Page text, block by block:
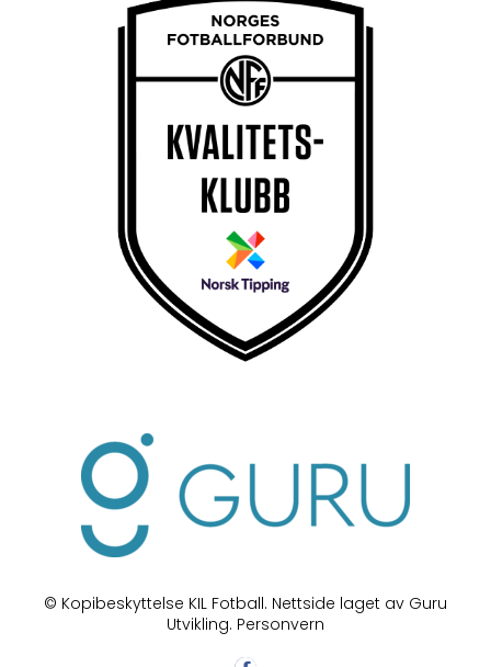
© Kopibeskyttelse KIL Fotball. Nettside laget av Guru
Utvikling. Personvern